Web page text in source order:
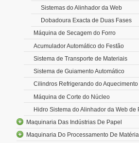
Sistemas do Alinhador da Web
Dobadoura Exacta de Duas Fases
Máquina de Secagem do Forro
Acumulador Automático do Festão
Sistema de Transporte de Materiais
Sistema de Guiamento Automático
Cilindros Refrigerando do Aquecimento
Máquina de Corte do Núcleo
Hidro Sistema do Alinhador da Web de
Maquinaria Das Indústrias De Papel
Maquinaria Do Processamento De Matéria